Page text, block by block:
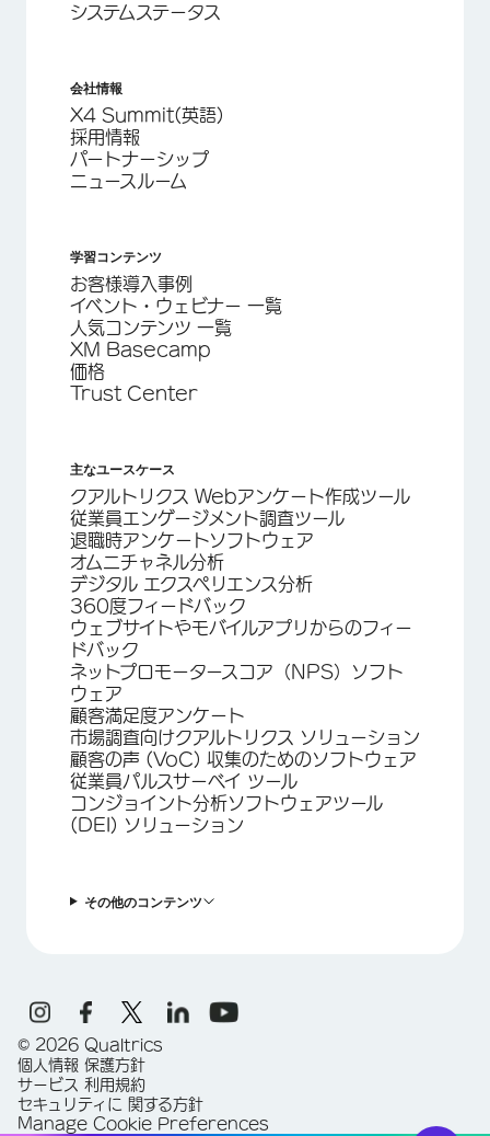
システムステータス
会社情報
X4 Summit(英語)
採用情報
パートナーシップ
ニュースルーム
学習コンテンツ
お客様導入事例
イベント・ウェビナー 一覧
人気コンテンツ 一覧
XM Basecamp
価格
Trust Center
主なユースケース
クアルトリクス Webアンケート作成ツール
従業員エンゲージメント調査ツール
退職時アンケートソフトウェア
オムニチャネル分析
デジタル エクスペリエンス分析
360度フィードバック
ウェブサイトやモバイルアプリからのフィー
ドバック
ネットプロモータースコア（NPS）ソフト
ウェア
顧客満足度アンケート
市場調査向けクアルトリクス ソリューション
顧客の声 (VoC) 収集のためのソフトウェア
従業員パルスサーベイ ツール
コンジョイント分析ソフトウェアツール
(DEI) ソリューション
その他のコンテンツ
© 2026 Qualtrics
個人情報 保護方針
サービス 利用規約
セキュリティに 関する方針
Manage Cookie Preferences